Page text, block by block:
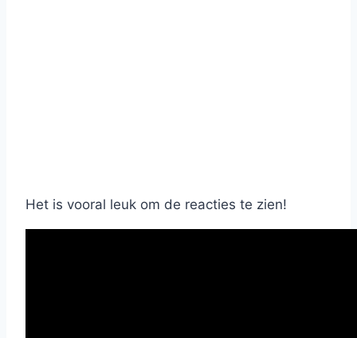
Het is vooral leuk om de reacties te zien!